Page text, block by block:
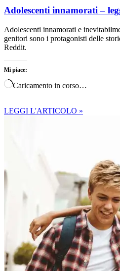
Adolescenti innamorati –
Adolescenti innamorati e
genitori sono i protagonisti delle
Reddit.
Mi piace:
Caricamento in corso…
LEGGI L'ARTICOLO »